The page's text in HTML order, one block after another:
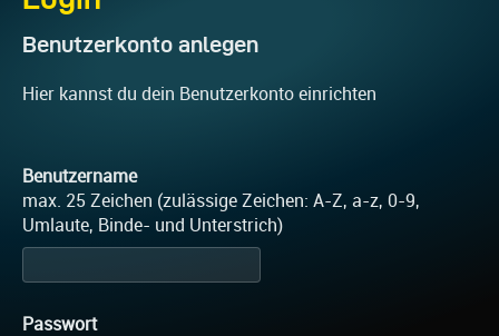
Benutzerkonto anlegen
Hier kannst du dein Benutzerkonto einrichten
Benutzername
max. 25 Zeichen (zulässige Zeichen: A-Z, a-z, 0-9,
Umlaute, Binde- und Unterstrich)
Passwort